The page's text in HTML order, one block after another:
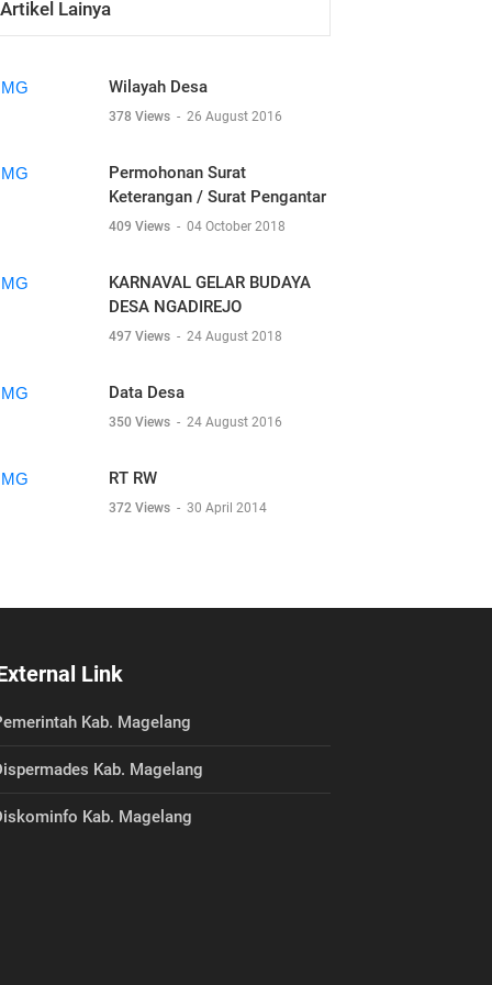
Artikel Lainya
Wilayah Desa
378 Views - 26 August 2016
Permohonan Surat
Keterangan / Surat Pengantar
409 Views - 04 October 2018
KARNAVAL GELAR BUDAYA
DESA NGADIREJO
497 Views - 24 August 2018
Data Desa
350 Views - 24 August 2016
RT RW
372 Views - 30 April 2014
Link
Kab. Magelang
Kab. Magelang
Kab. Magelang